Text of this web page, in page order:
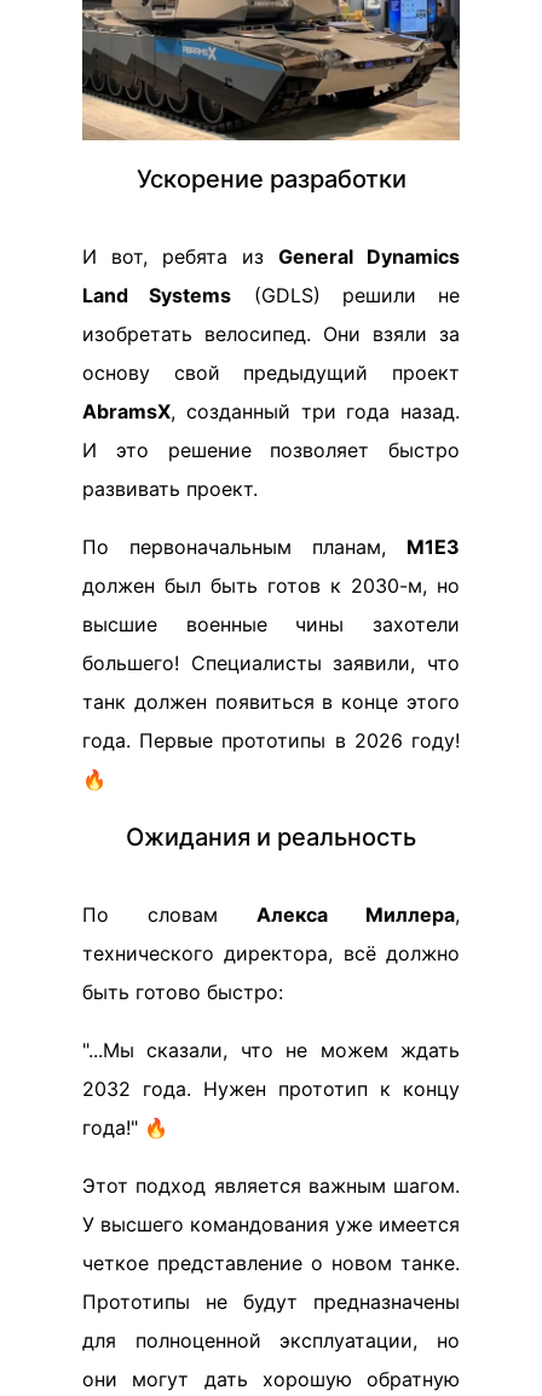
Ускорение разработки
И вот, ребята из General Dynamics
Land Systems (GDLS) решили не
изобретать велосипед. Они взяли за
основу свой предыдущий проект
AbramsX, созданный три года назад.
И это решение позволяет быстро
развивать проект.
По первоначальным планам, М1Е3
должен был быть готов к 2030-м, но
высшие военные чины захотели
большего! Специалисты заявили, что
танк должен появиться в конце этого
года. Первые прототипы в 2026 году!
🔥
Ожидания и реальность
По словам Алекса Миллера,
технического директора, всё должно
быть готово быстро:
"...Мы сказали, что не можем ждать
2032 года. Нужен прототип к концу
года!" 🔥
Этот подход является важным шагом.
У высшего командования уже имеется
четкое представление о новом танке.
Прототипы не будут предназначены
для полноценной эксплуатации, но
они могут дать хорошую обратную